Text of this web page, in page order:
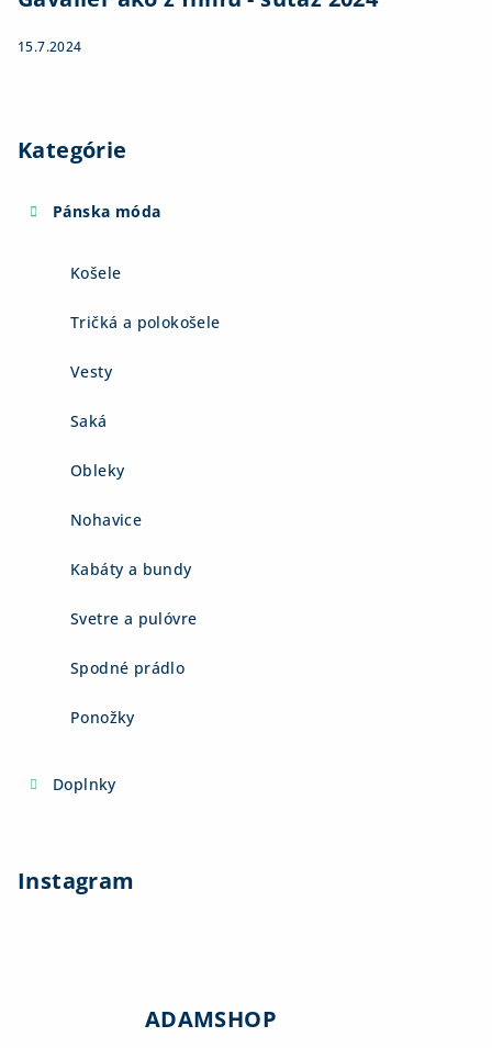
15.7.2024
Kategórie
Pánska móda
Košele
Tričká a polokošele
Vesty
Saká
Obleky
Nohavice
Kabáty a bundy
Svetre a pulóvre
Spodné prádlo
Ponožky
Doplnky
Instagram
ADAMSHOP